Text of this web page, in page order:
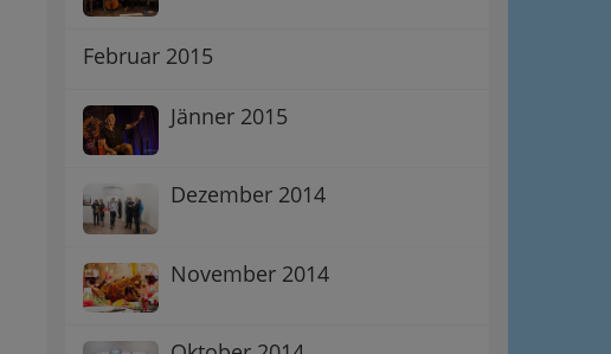
Februar 2015
Jänner 2015
Dezember 2014
November 2014